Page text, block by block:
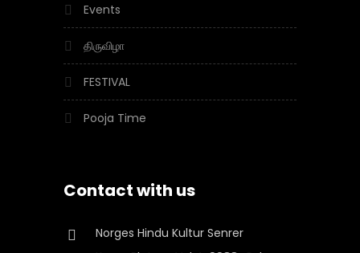
Events
திருவிழா
FESTIVAL
Pooja Time
Contact with us
Norges Hindu Kultur Senrer